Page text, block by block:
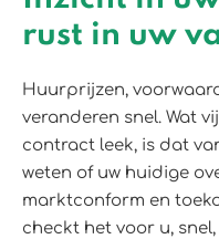
rust in uw
Huurprijzen,
veranderen snel. Wat
contract leek, is dat
weten of uw huidige
marktconform en
checkt het voor u,